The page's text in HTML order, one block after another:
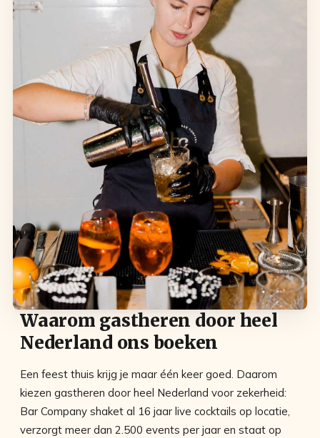
Waarom gastheren door heel
Nederland ons boeken
Een feest thuis krijg je maar één keer goed. Daarom
kiezen gastheren door heel Nederland voor zekerheid:
Bar Company shaket al 16 jaar live cocktails op locatie,
verzorgt meer dan 2.500 events per jaar en staat op